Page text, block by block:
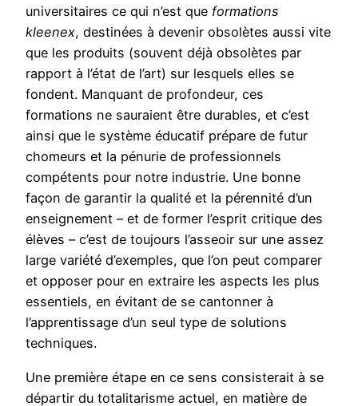
universitaires ce qui n’est que formations
kleenex, destinées à devenir obsolètes aussi vite
que les produits (souvent déjà obsolètes par
rapport à l’état de l’art) sur lesquels elles se
fondent. Manquant de profondeur, ces
formations ne sauraient être durables, et c’est
ainsi que le système éducatif prépare de futur
chomeurs et la pénurie de professionnels
compétents pour notre industrie. Une bonne
façon de garantir la qualité et la pérennité d’un
enseignement – et de former l’esprit critique des
élèves – c’est de toujours l’asseoir sur une assez
large variété d’exemples, que l’on peut comparer
et opposer pour en extraire les aspects les plus
essentiels, en évitant de se cantonner à
l’apprentissage d’un seul type de solutions
techniques.
Une première étape en ce sens consisterait à se
départir du totalitarisme actuel, en matière de